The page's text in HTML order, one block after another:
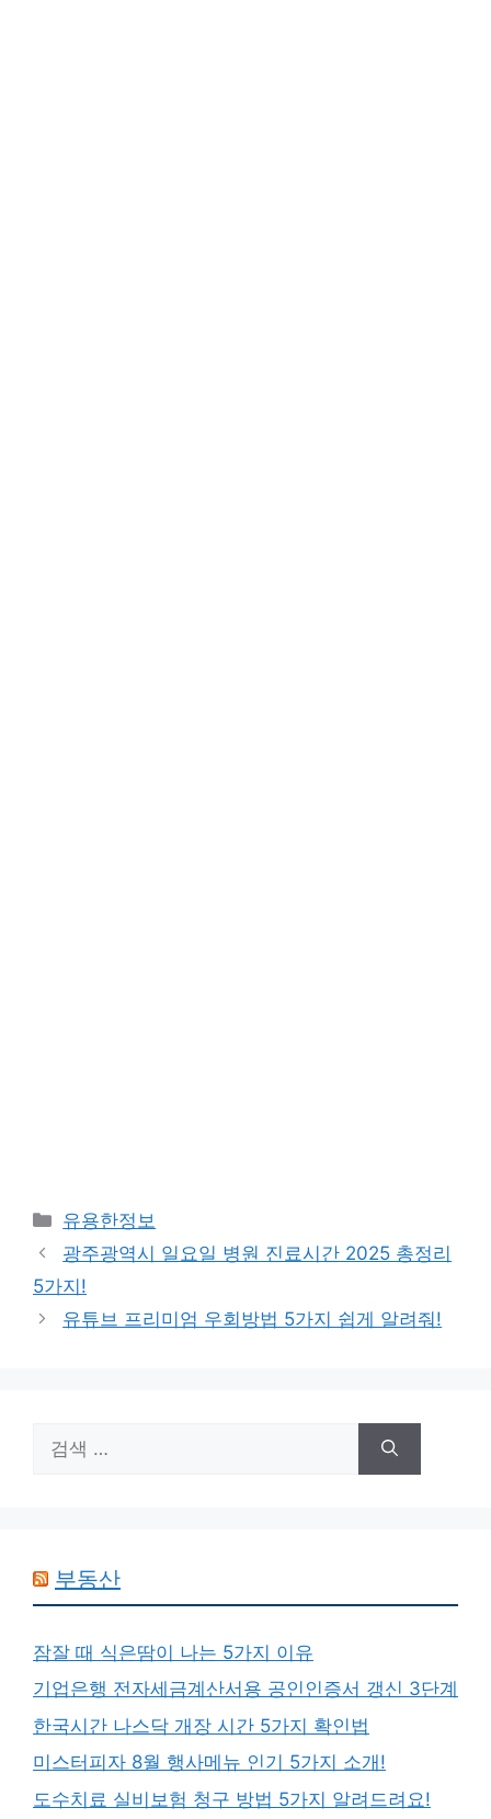
카
테
고
리
유용한정보
광주광역시 일요일 병원 진료시간 2025 총정리
5가지!
유튜브 프리미엄 우회방법 5가지 쉽게 알려줘!
색:
부동산
잠잘 때 식은땀이 나는 5가지 이유
기업은행 전자세금계산서용 공인인증서 갱신 3단계
한국시간 나스닥 개장 시간 5가지 확인법
미스터피자 8월 행사메뉴 인기 5가지 소개!
도수치료 실비보험 청구 방법 5가지 알려드려요!